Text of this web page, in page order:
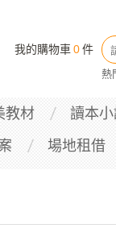
我的購物車 0件
熱
教材 讀本
場地租借